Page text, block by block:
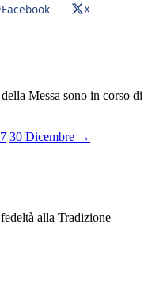
Facebook
X
Messa sono in corso di
30 Dicembre →
alla Tradizione